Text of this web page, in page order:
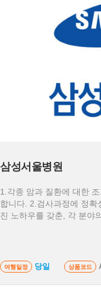
삼성서울병원
1.각종 암과 질환에 대한 조기진단 및 예방을 위해 첨단 의료장비를 사용
합니다. 2.검사과정에 정
진 노하우를 갖춘, 각 분야의 전문 의료진으로 구성되어 신뢰성 있는 건
여행일정 당일 상품코드